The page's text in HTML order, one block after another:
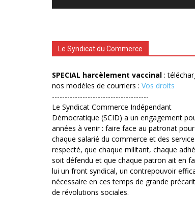
Le Syndicat du Commerce
SPECIAL harcèlement vaccinal :
nos modèles de courriers : Vos droits
--------------------------------------
Le Syndicat Commerce Indépendant
Démocratique (SCID) a un engagement
années à venir : faire face au patronat
chaque salarié du commerce et des
respecté, que chaque militant, chaque
soit défendu et que chaque patron ait en
lui un front syndical, un contrepouvoir
nécessaire en ces temps de grande
de révolutions sociales.